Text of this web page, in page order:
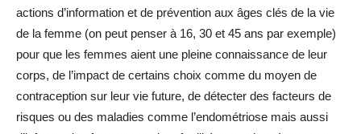
actions d’information et de prévention aux âges clés de la vie
de la femme (on peut penser à 16, 30 et 45 ans par exemple)
pour que les femmes aient une pleine connaissance de leur
corps, de l’impact de certains choix comme du moyen de
contraception sur leur vie future, de détecter des facteurs de
risques ou des maladies comme l’endométriose mais aussi